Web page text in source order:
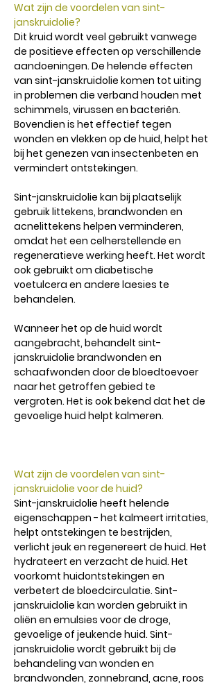
Wat zijn de voordelen van sint-
janskruidolie?
Dit kruid wordt veel gebruikt vanwege
de positieve effecten op verschillende
aandoeningen. De helende effecten
van sint-janskruidolie komen tot uiting
in problemen die verband houden met
schimmels, virussen en bacteriën.
Bovendien is het effectief tegen
wonden en vlekken op de huid, helpt het
bij het genezen van insectenbeten en
vermindert ontstekingen.
Sint-janskruidolie kan bij plaatselijk
gebruik littekens, brandwonden en
acnelittekens helpen verminderen,
omdat het een celherstellende en
regeneratieve werking heeft. Het wordt
ook gebruikt om diabetische
voetulcera en andere laesies te
behandelen.
Wanneer het op de huid wordt
aangebracht, behandelt sint-
janskruidolie brandwonden en
schaafwonden door de bloedtoevoer
naar het getroffen gebied te
vergroten. Het is ook bekend dat het de
gevoelige huid helpt kalmeren.
Wat zijn de voordelen van sint-
janskruidolie voor de huid?
Sint-janskruidolie heeft helende
eigenschappen - het kalmeert irritaties,
helpt ontstekingen te bestrijden,
verlicht jeuk en regenereert de huid. Het
hydrateert en verzacht de huid. Het
voorkomt huidontstekingen en
verbetert de bloedcirculatie. Sint-
janskruidolie kan worden gebruikt in
oliën en emulsies voor de droge,
gevoelige of jeukende huid. Sint-
janskruidolie wordt gebruikt bij de
behandeling van wonden en
brandwonden, zonnebrand, acne, roos